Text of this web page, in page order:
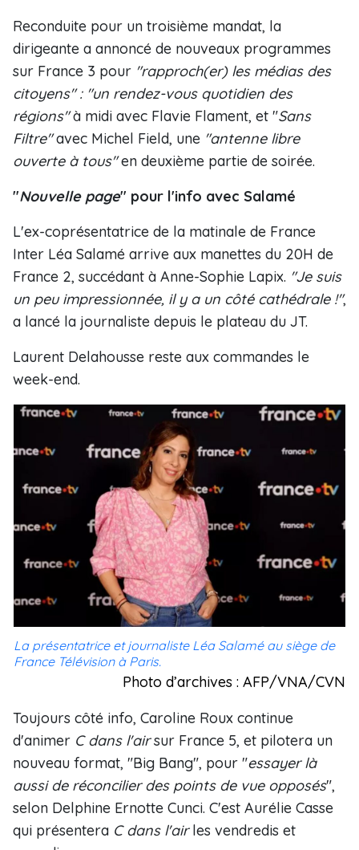
Reconduite pour un troisième mandat, la
dirigeante a annoncé de nouveaux programmes
sur France 3 pour "rapproch(er) les médias des
citoyens" : "un rendez-vous quotidien des
régions"à midi avec Flavie Flament, et "Sans
Filtre"avec Michel Field, une "antenne libre
ouverte à tous"en deuxième partie de soirée.
"Nouvelle page" pour l'info avec Salamé
L'ex-coprésentatrice de la matinale de France
Inter Léa Salamé arrive aux manettes du 20H de
France 2, succédant à Anne-Sophie Lapix. "Je suis
un peu impressionnée, il y a un côté cathédrale !",
a lancé la journaliste depuis le plateau du JT.
Laurent Delahousse reste aux commandes le
week-end.
La présentatrice et journaliste Léa Salamé au siège de
France Télévision à Paris.
Photo d’archives : AFP/VNA/CVN
Toujours côté info, Caroline Roux continue
d'animer C dans l'airsur France 5, et pilotera un
nouveau format, "Big Bang", pour "essayer là
aussi de réconcilier des points de vue opposés",
selon Delphine Ernotte Cunci. C'est Aurélie Casse
qui présentera C dans l'airles vendredis et